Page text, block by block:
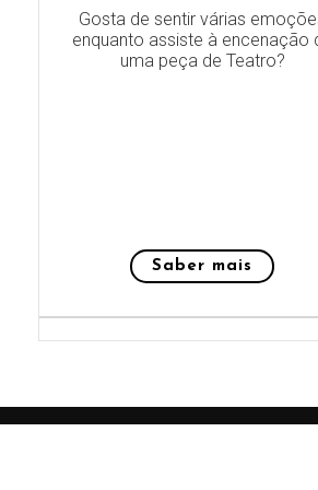
Gosta de sentir várias
enquanto assiste à encenação
uma peça de Teatro?
Saber mais